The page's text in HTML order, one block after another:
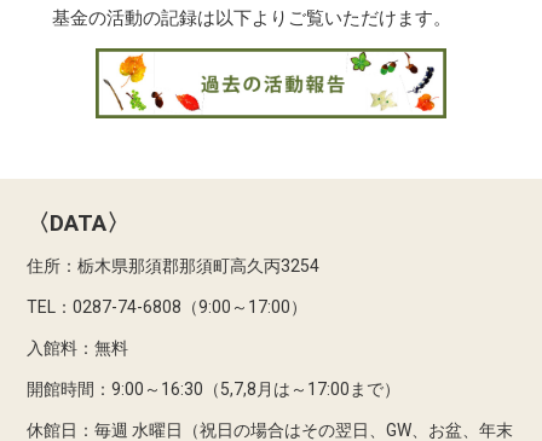
基金の活動の記録は以下よりご覧いただけます。
〈DATA〉
住所：栃木県那須郡那須町高久丙3254
TEL：0287-74-6808（9:00～17:00）
入館料：無料
開館時間：9:00～16:30（5,7,8月は～17:00まで）
休館日：毎週 水曜日（祝日の場合はその翌日、GW、お盆、年末